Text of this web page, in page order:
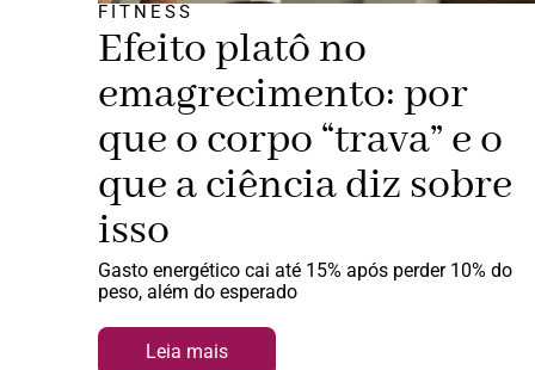
FITNESS
Efeito platô no
emagrecimento: por
que o corpo “trava” e o
que a ciência diz sobre
isso
Gasto energético cai até 15% após perder 10% do
peso, além do esperado
Leia mais